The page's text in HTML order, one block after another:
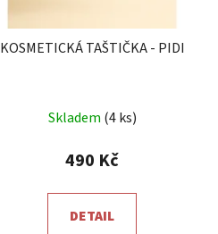
KOSMETICKÁ TAŠTIČKA - PIDI
hodnocení
produktu
5,0
z
Skladem (4 ks)
490 Kč
DETAIL